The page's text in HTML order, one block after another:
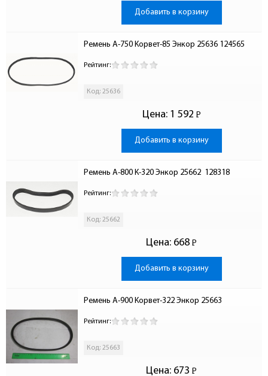
Добавить в корзину
Ремень А-750 Корвет-85 Энкор 25636 124565
Рейтинг:
Код: 25636
Цена: 1 592 Р
-
Добавить в корзину
Ремень А-800 К-320 Энкор 25662  128318
Рейтинг:
Код: 25662
Цена: 668 Р
-
Добавить в корзину
Ремень А-900 Корвет-322 Энкор 25663
Рейтинг:
Код: 25663
Цена: 673 Р
-